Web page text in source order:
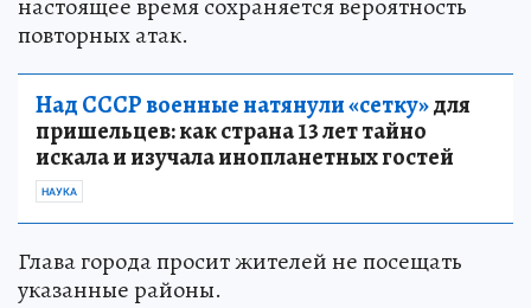
настоящее время сохраняется вероятность
повторных атак.
Над СССР военные натянули «сетку»для
пришельцев: как страна 13 лет тайно
искала и изучала инопланетных гостей
НАУКА
Глава города просит жителей не посещать
указанные районы.